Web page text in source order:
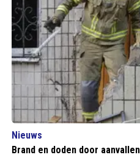
Nieuws
Brand en doden door